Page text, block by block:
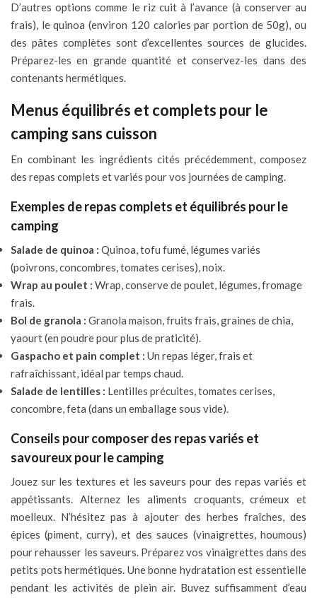
D’autres options comme le riz cuit à l’avance (à conserver au
frais), le quinoa (environ 120 calories par portion de 50g), ou
des pâtes complètes sont d’excellentes sources de glucides.
Préparez-les en grande quantité et conservez-les dans des
contenants hermétiques.
Menus équilibrés et complets pour le
camping sans cuisson
En combinant les ingrédients cités précédemment, composez
des repas complets et variés pour vos journées de camping.
Exemples de repas complets et équilibrés pour le
camping
Salade de quinoa : Quinoa, tofu fumé, légumes variés
(poivrons, concombres, tomates cerises), noix.
Wrap au poulet : Wrap, conserve de poulet, légumes, fromage
frais.
Bol de granola : Granola maison, fruits frais, graines de chia,
yaourt (en poudre pour plus de praticité).
Gaspacho et pain complet : Un repas léger, frais et
rafraîchissant, idéal par temps chaud.
Salade de lentilles : Lentilles précuites, tomates cerises,
concombre, feta (dans un emballage sous vide).
Conseils pour composer des repas variés et
savoureux pour le camping
Jouez sur les textures et les saveurs pour des repas variés et
appétissants. Alternez les aliments croquants, crémeux et
moelleux. N’hésitez pas à ajouter des herbes fraîches, des
épices (piment, curry), et des sauces (vinaigrettes, houmous)
pour rehausser les saveurs. Préparez vos vinaigrettes dans des
petits pots hermétiques. Une bonne hydratation est essentielle
pendant les activités de plein air. Buvez suffisamment d’eau